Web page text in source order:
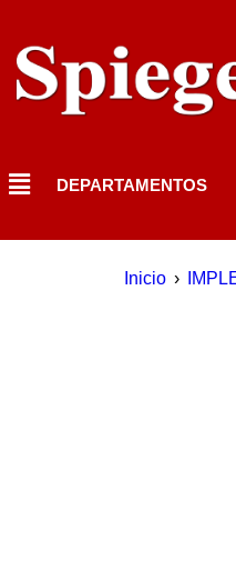
DEPARTAMENTOS
Inicio ›